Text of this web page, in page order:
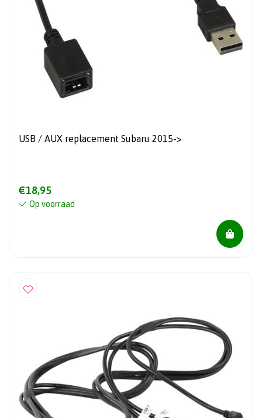
USB / AUX replacement Subaru 2015->
€18,95
Op voorraad